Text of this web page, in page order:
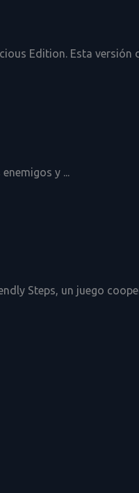
Edition. Esta versión
y ...
Steps, un juego